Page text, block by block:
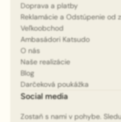
Doprava a platby
Reklamácie a Odstúpenie od
Veľkoobchod
Ambasádori Katsudo
O nás
Naše realizácie
Blog
Darčeková poukážka
Social media
Zostaň s nami v pohybe.